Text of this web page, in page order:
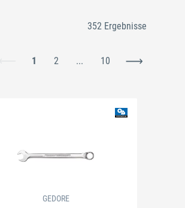
352 Ergebnisse
1 2 ... 10
GEDORE